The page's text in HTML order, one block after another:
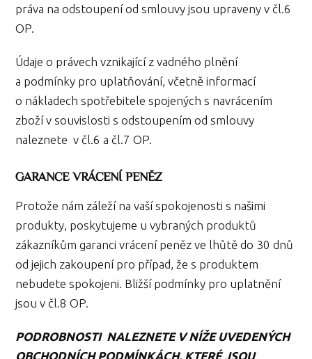
práva na odstoupení od smlouvy jsou upraveny v čl.6
OP.
Údaje o právech vznikající z vadného plnění
a podmínky pro uplatňování, včetně informací
o nákladech spotřebitele spojených s navrácením
zboží v souvislosti s odstoupením od smlouvy
naleznete v čl.6 a čl.7 OP.
GARANCE VRÁCENÍ PENĚZ
Protože nám záleží na vaší spokojenosti s našimi
produkty, poskytujeme u vybraných produktů
zákazníkům garanci vrácení peněz ve lhůtě do 30 dnů
od jejich zakoupení pro případ, že s produktem
nebudete spokojeni. Bližší podmínky pro uplatnění
jsou v čl.8 OP.
PODROBNOSTI NALEZNETE V NÍŽE UVEDENÝCH
OBCHODNÍCH PODMÍNKÁCH, KTERÉ JSOU